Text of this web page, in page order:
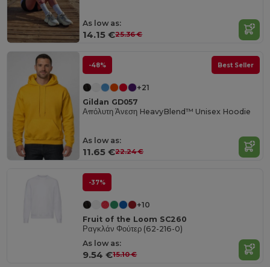
As low as:
14.15 €25.36 €
-48% Best Seller
+21
Gildan GD057
Απόλυτη Άνεση HeavyBlend™ Unisex Hoodie
As low as:
11.65 €22.24 €
-37%
+10
Fruit of the Loom SC260
Ραγκλάν Φούτερ (62-216-0)
As low as:
9.54 €15.10 €